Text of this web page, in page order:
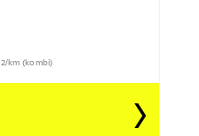
km (kombi)